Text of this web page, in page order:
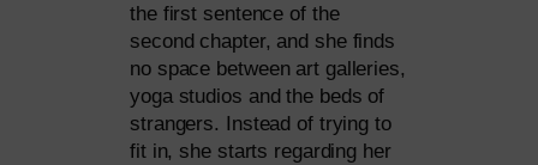
the first sen­tence of the
second chap­ter, and she finds
no space bet­ween art gal­le­ries,
yoga stu­di­os and the beds of
stran­gers. Instead of try­ing to
fit in, she starts regar­ding her